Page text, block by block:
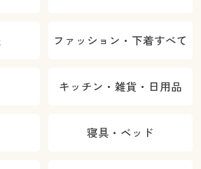
ファッション・下着すべて
キッチン・雑貨・日用品
寝具・ベッド